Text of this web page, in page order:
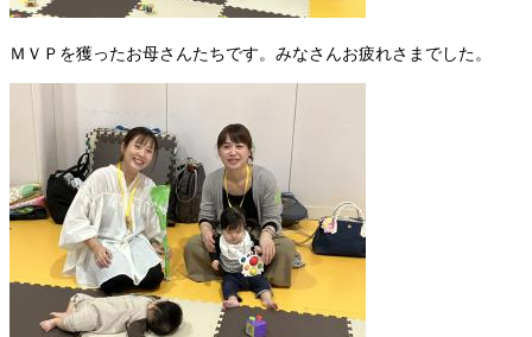
ＭＶＰを獲ったお母さんたちです。みなさんお疲れさまでした。